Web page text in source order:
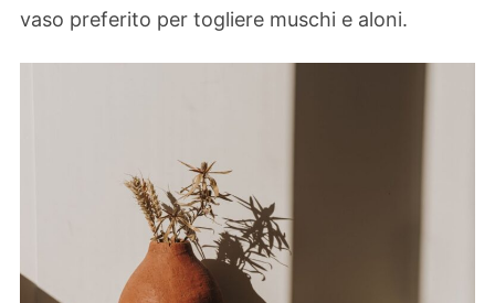
vaso preferito per togliere muschi e aloni.